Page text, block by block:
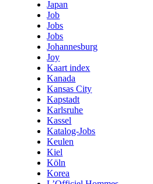
Japan
Job
Jobs
Jobs
Johannesburg
Joy
Kaart index
Kanada
Kansas City
Kapstadt
Karlsruhe
Kassel
Katalog-Jobs
Keulen
Kiel
Köln
Korea